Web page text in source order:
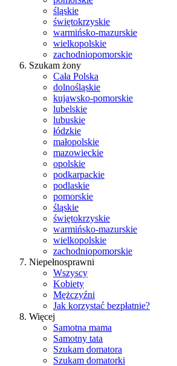
śląskie
świętokrzyskie
warmińsko-mazurskie
wielkopolskie
zachodniopomorskie
Szukam żony
Cała Polska
dolnośląskie
kujawsko-pomorskie
lubelskie
lubuskie
łódzkie
małopolskie
mazowieckie
opolskie
podkarpackie
podlaskie
pomorskie
śląskie
świętokrzyskie
warmińsko-mazurskie
wielkopolskie
zachodniopomorskie
Niepełnosprawni
Wszyscy
Kobiety
Mężczyźni
Jak korzystać bezpłatnie?
Więcej
Samotna mama
Samotny tata
Szukam domatora
Szukam domatorki